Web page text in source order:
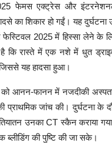
फेमस एक्ट्रेस और
का शिकार हो गईं। यह
फेस्टिवल 2025 में हिस्सा लेने के
है कि रास्ते में एक नशे में धुत
यह हादसा हुआ।
को आनन-फानन में नजदीकी
प्राथमिक जांच की। दुर्घटना के
उनका CT स्कैन कराया
ब्लीडिंग की पुष्टि की जा सके।